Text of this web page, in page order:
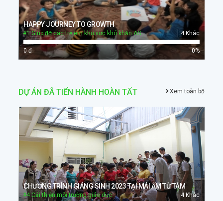
HAPPY JOURNEY TO GROWTH
4 Khác
#1 Giúp đỡ các trẻ em khu vực khó khăn ASEAN
0 đ 0%
DỰ ÁN ĐÃ TIẾN HÀNH HOÀN TẤT Xem toàn bộ
CHƯƠNG TRÌNH GIÁNG SINH 2023 TẠI MÁI ẤM TỪ TÂM
4 Khác
#4 Cải thiện môi trường giáo dục